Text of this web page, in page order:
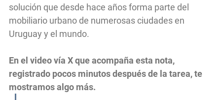
solución que desde hace años forma parte del
mobiliario urbano de numerosas ciudades en
Uruguay y el mundo.
En el video vía X que acompaña esta nota,
registrado pocos minutos después de la tarea, te
mostramos algo más.